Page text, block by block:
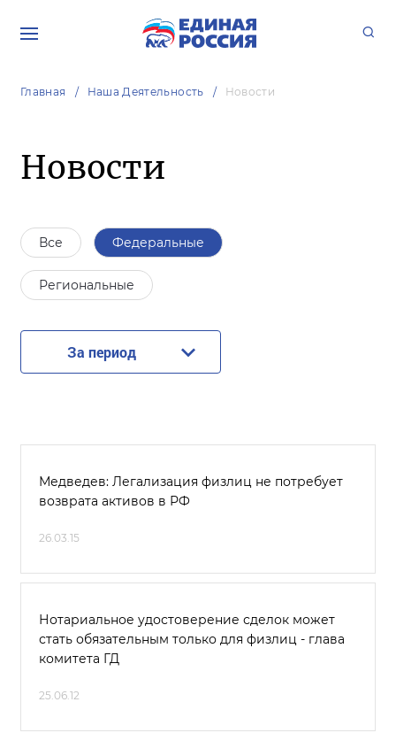
Главная Наша Деятельность Новости
Новости
Все Федеральные
Региональные
За период
Медведев: Легализация физлиц не потребует
возврата активов в РФ
26.03.15
Нотариальное удостоверение сделок может
стать обязательным только для физлиц - глава
комитета ГД
25.06.12